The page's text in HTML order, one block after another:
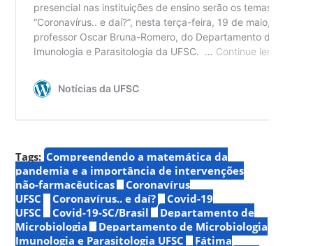
Tags: Compreendendo a matemática da
pandemia e a importância de intervenções
não-farmacêuticas
Coronavírus
UFSC
Coronavírus.. e daí?
Covid-19
UFSC
Covid-19-SC/Brasil
Departamento de
Microbiologia
Departamento de Microbiologia
Imunologia e Parasitologia UFSC
Fátima